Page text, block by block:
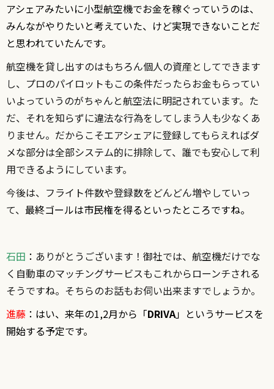
アシェアみたいに小型航空機でお金を稼ぐっていうのは、
みんながやりたいと考えていた、けど実現できないことだ
と思われていたんです。
航空機を貸し出すのはもちろん個人の資産としてできます
し、プロのパイロットもこの条件だったらお金もらってい
いよっていうのがちゃんと航空法に明記されています。た
だ、それを知らずに違法な行為をしてしまう人も少なくあ
りません。だからこそエアシェアに登録してもらえればダ
メな部分は全部システム的に排除して、誰でも安心して利
用できるようにしています。
今後は、フライト件数や登録数をどんどん増やしていっ
て、 最終ゴールは市民権を得るといったところですね。
石田 ： ありがとうございます！御社では、航空機だけでな
く自動車のマッチングサービスもこれからローンチされる
そうですね。そちらのお話もお伺い出来ますでしょうか。
進藤 ：はい、来年の1,2月から「DRIVA」というサービスを
開始する予定です。